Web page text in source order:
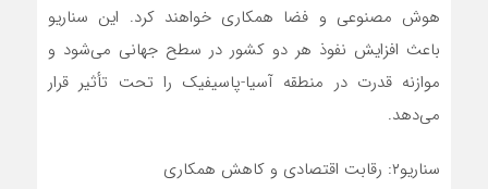
هوش مصنوعی و فضا همکاری خواهند کرد. این سناریو
باعث افزایش نفوذ هر دو کشور در سطح جهانی می‌شود و
موازنه قدرت در منطقه آسیا-پاسیفیک را تحت تأثیر قرار
می‌دهد.
سناریو۲: رقابت اقتصادی و کاهش همکاری